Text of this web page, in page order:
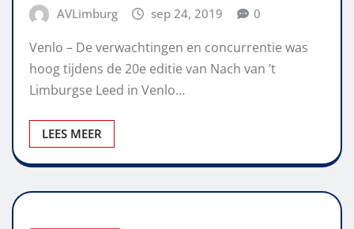
AVLimburg sep 24, 2019 0
Venlo – De verwachtingen en concurrentie was
hoog tijdens de 20e editie van Nach van ’t
Limburgse Leed in Venlo…
LEES MEER